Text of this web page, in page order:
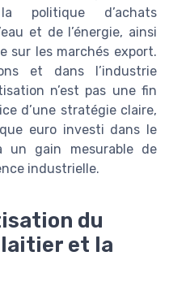
politique d’achats
et de l’énergie, ainsi
sur les marchés export.
et dans l’industrie
n’est pas une fin
d’une stratégie claire,
euro investi dans le
un gain mesurable de
industrielle.
du
et la